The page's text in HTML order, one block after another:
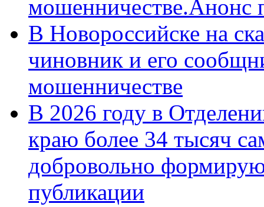
мошенничестве.Анонс
В Новороссийске на
чиновник и его
мошенничестве
В 2026 году в
краю более 34 тысяч
добровольно
публикации